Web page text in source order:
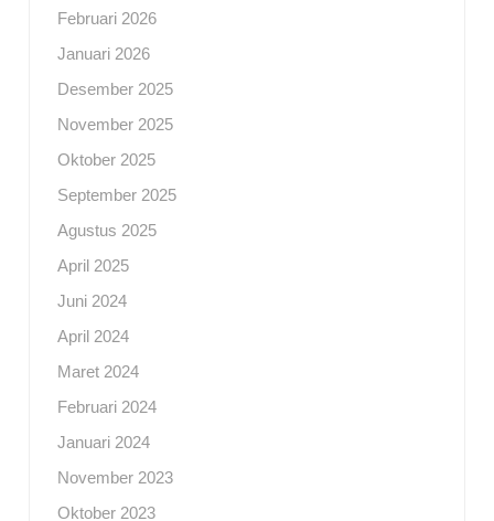
Februari 2026
Januari 2026
Desember 2025
November 2025
Oktober 2025
September 2025
Agustus 2025
April 2025
Juni 2024
April 2024
Maret 2024
Februari 2024
Januari 2024
November 2023
Oktober 2023